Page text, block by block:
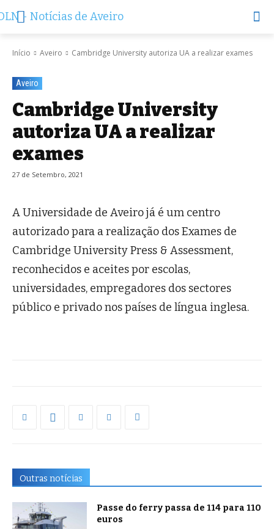
Início Aveiro Cambridge University autoriza UA a realizar exames
Aveiro
Cambridge University
autoriza UA a realizar
exames
27 de Setembro, 2021
A Universidade de Aveiro já é um centro
autorizado para a realização dos Exames de
Cambridge University Press & Assessment,
reconhecidos e aceites por escolas,
universidades, empregadores dos sectores
público e privado nos países de língua inglesa.
Outras notícias
Passe do ferry passa de 114 para 110
euros